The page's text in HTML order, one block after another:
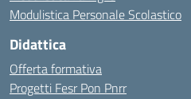
Modulistica Personale Scolastico
Didattica
Offerta formativa
Progetti Fesr Pon Pnrr